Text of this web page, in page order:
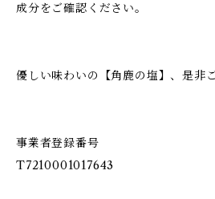
成分をご確認ください。
優しい味わいの【角鹿の塩】、是非
事業者登録番号
T7210001017643